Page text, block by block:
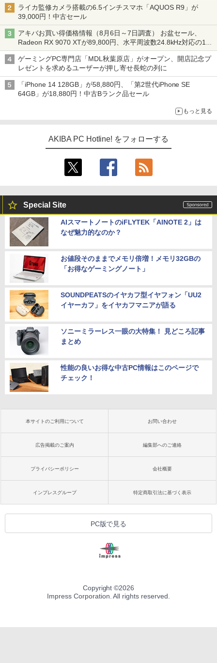
ライカ監修カメラ搭載の6.5インチスマホ「AQUOS R9」が
39,000円！中古セール
アキバお買い得価格情報（8月6日～7日調査） お盆セール、
Radeon RX 9070 XTが89,800円、水平周波数24.8kHz対応の17
型モニターが9,801円、暑さ指数連動セール ほか
ゲーミングPC専門店「MDL秋葉原店」がオープン、開店記念プ
レゼントを求めるユーザーが押し寄せ長蛇の列に
「iPhone 14 128GB」が58,880円、「第2世代iPhone SE
64GB」が18,880円！中古Bランク品セール
もっと見る
AKIBA PC Hotline! をフォローする
Special Site
AIスマートノートのiFLYTEK「AINOTE 2」は
なぜ魅力的なのか？
お値段そのままでメモリ倍増！メモリ32GBの
「お得なゲーミングノート」
SOUNDPEATSのイヤカフ型イヤフォン「UU2
イヤーカフ」をイヤカフマニアが語る
ソニーミラーレス一眼の大特集！ 見どころ記事
まとめ
性能の良いお得な中古PC情報はこのページで
チェック！
本サイトのご利用について お問い合わせ
広告掲載のご案内 編集部へのご連絡
プライバシーポリシー 会社概要
インプレスグループ 特定商取引法に基づく表示
PC版で見る
Copyright ©2026
Impress Corporation. All rights reserved.